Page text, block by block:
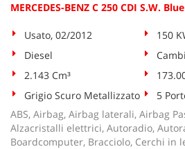
MERCEDES-BENZ C 250 CDI S.W.
Usato, 02/2012
150
Diesel
2.143 Cm³
Grigio Scuro Metallizzato
5
ABS, Airbag, Airbag laterali, Airbag
Alzacristalli elettrici, Autoradio,
Boardcomputer, Bracciolo, Cerchi in